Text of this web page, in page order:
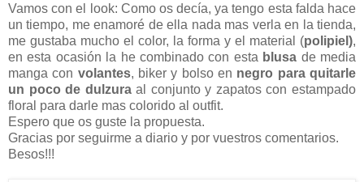
Vamos con el look: Como os decía, ya tengo esta falda hace
un tiempo, me enamoré de ella nada mas verla en la tienda,
me gustaba mucho el color, la forma y el material (polipiel),
en esta ocasión la he combinado con esta blusa de media
manga con volantes, biker y bolso en negro para quitarle
un poco de dulzuraal conjunto y zapatos con estampado
floral para darle mas colorido al outfit.
Espero que os guste la propuesta.
Gracias por seguirme a diario y por vuestros comentarios.
Besos!!!